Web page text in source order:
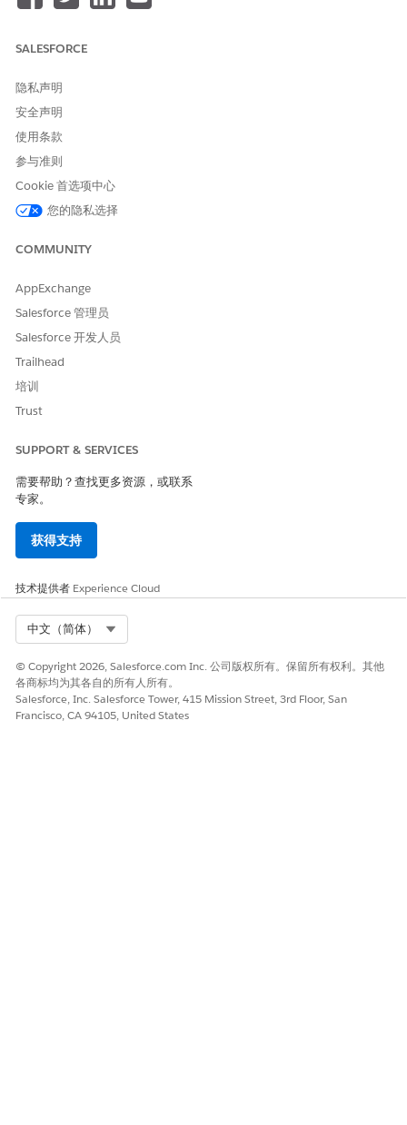
请与我们共享您的想法，以便我们进行改进！
SALESFORCE
隐私声明
安全声明
使用条款
参与准则
Cookie 首选项中心
您的隐私选择
COMMUNITY
AppExchange
Salesforce 管理员
Salesforce 开发人员
Trailhead
培训
Trust
SUPPORT & SERVICES
需要帮助？查找更多资源，或联系
专家。
获得支持
技术提供者 Experience Cloud
中文（简体）
© Copyright 2026, Salesforce.com Inc. 公司版权所有。保留所有权利。其他
各商标均为其各自的所有人所有。
Salesforce, Inc. Salesforce Tower, 415 Mission Street, 3rd Floor, San
Francisco, CA 94105, United States